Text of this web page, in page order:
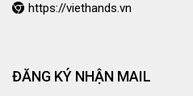
https://viethands.vn
ĐĂNG KÝ NHẬN MAIL